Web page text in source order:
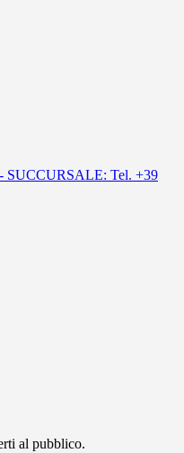
SUCCURSALE: Tel. +39
al pubblico.